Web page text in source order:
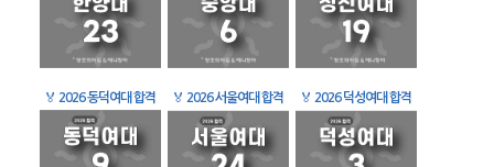
🏅 2026 동덕여대 합격 🏅 2026 서울여대 합격 🏅 2026 덕성여대 합격